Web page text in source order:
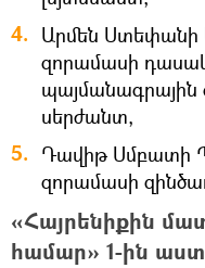
Արմեն
զորամասի
պայմանագրային
սերժանտ,
Դավիթ Սմբատի
զորամասի
«Հայրենիքին
համար» 1-ին